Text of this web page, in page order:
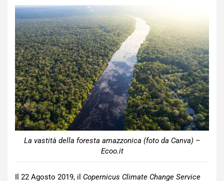
La vastità della foresta amazzonica (foto da Canva) –
Ecoo.it
Il 22 Agosto 2019, il Copernicus Climate Change Service